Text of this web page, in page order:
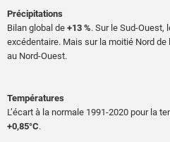
Précipitations
Bilan global de +13 %. Sur le Sud-Ouest,
excédentaire. Mais sur la moitié Nord
au Nord-Ouest.
Températures
L’écart à la normale 1991-2020 pour la
+0,85°C.